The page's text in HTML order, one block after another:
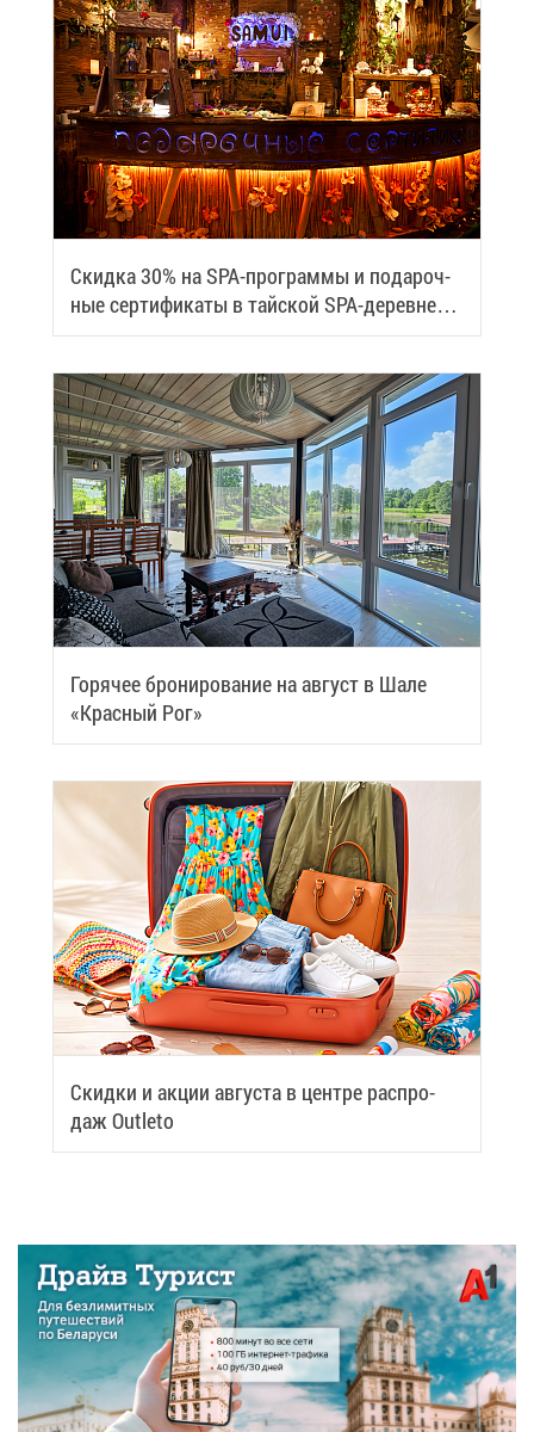
Скид­ка 30% на SPA-про­грам­мы и по­да­роч­
ные сер­ти­фи­ка­ты в тай­ской SPA-де­ревне
Samui
Го­ря­чее бро­ни­ро­ва­ние на ав­густ в Ша­ле
«Крас­ный Рог»
Скид­ки и ак­ции ав­гу­ста в цен­тре рас­про­
даж Outleto